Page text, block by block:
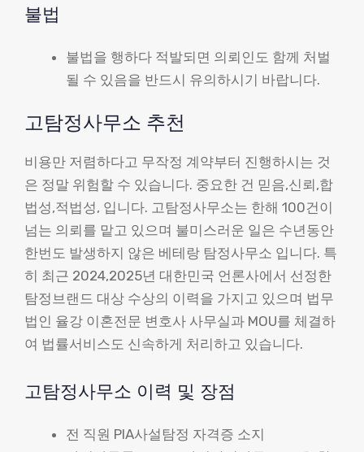
불법
불법을 행하다 적발되면 의뢰인도 함께 처벌
될 수 있음을 반드시 유의하시기 바랍니다.
고탐정사무소 추천
비용만 저렴하다고 무작정 계약부터 진행하시는 것
은 정말 위험할 수 있습니다. 중요한 건 믿음,신뢰,합
법성,적법성, 입니다. 고탐정사무소는 한해 100건이
넘는 의뢰를 맡고 있으며 불미스러운 일은 수년동안
한번도 발생하지 않은 베테랑 탐정사무소 입니다. 특
히 최근 2024,2025년 대한민국 언론사에서 선정한
탐정브랜드 대상 수상의 이력을 가지고 있으며 법무
법인 율강 이혼전문 변호사 사무실과 MOU를 체결하
여 법률서비스도 신속하게 처리하고 있습니다.
고탐정사무소 이력 및 장점
전 직원 PIA사설탐정 자격증 소지